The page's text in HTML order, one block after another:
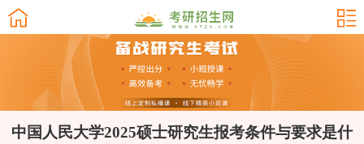
中国人民大学2025硕士研究生报考条件与要求是什